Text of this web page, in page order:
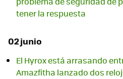
tener la respuesta
02 junio
El Hyrox está arrasando
Amazfitha lanzado dos